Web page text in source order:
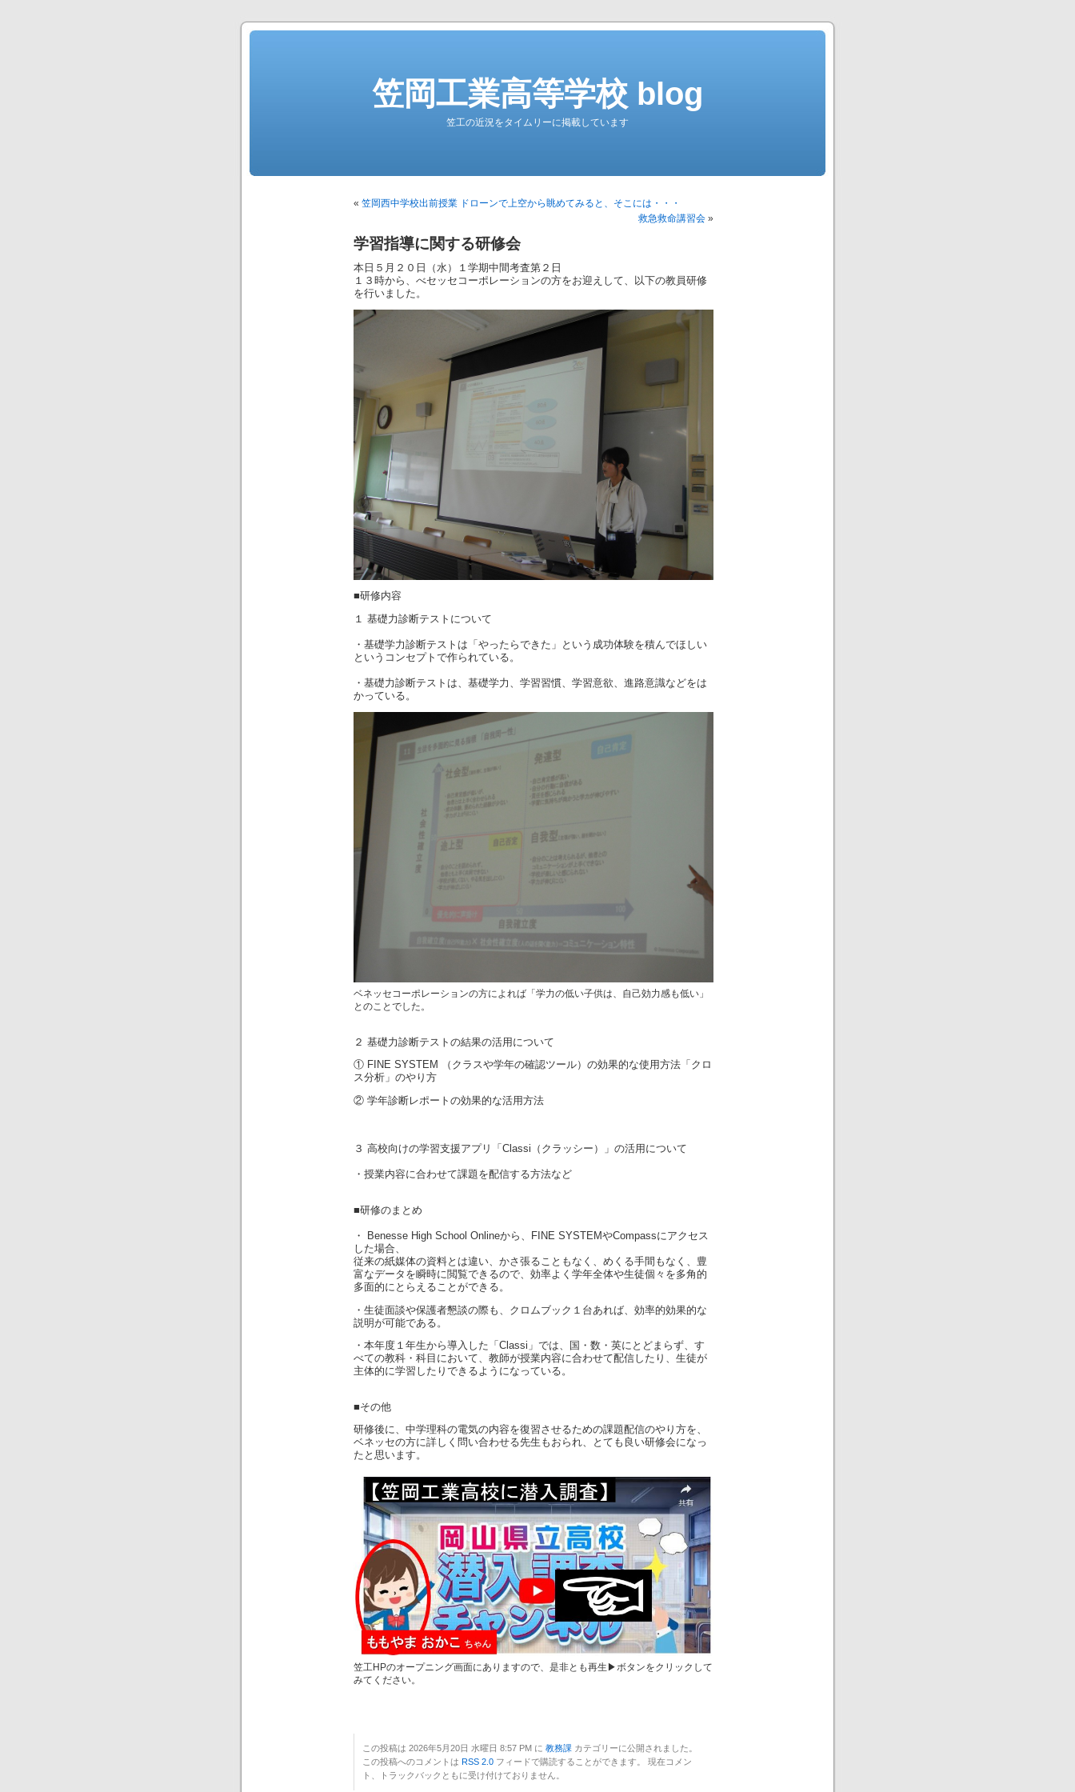
笠岡工業高等学校 blog
笠工の近況をタイムリーに掲載しています
« 笠岡西中学校出前授業 ドローンで上空から眺めてみると、そこには・・・
救急救命講習会 »
学習指導に関する研修会
本日５月２０日（水）１学期中間考査第２日
１３時から、べセッセコーポレーションの方をお迎えして、以下の教員研修
を行いました。
■研修内容
１ 基礎力診断テストについて
・基礎学力診断テストは「やったらできた」という成功体験を積んでほしい
というコンセプトで作られている。
・基礎力診断テストは、基礎学力、学習習慣、学習意欲、進路意識などをは
かっている。
ベネッセコーポレーションの方によれば「学力の低い子供は、自己効力感も低い」
とのことでした。
２ 基礎力診断テストの結果の活用について
① FINE SYSTEM （クラスや学年の確認ツール）の効果的な使用方法「クロ
ス分析」のやり方
② 学年診断レポートの効果的な活用方法
３ 高校向けの学習支援アプリ「Classi（クラッシー）」の活用について
・授業内容に合わせて課題を配信する方法など
■研修のまとめ
・ Benesse High School Onlineから、FINE SYSTEMやCompassにアクセス
した場合、
従来の紙媒体の資料とは違い、かさ張ることもなく、めくる手間もなく、豊
富なデータを瞬時に閲覧できるので、効率よく学年全体や生徒個々を多角的
多面的にとらえることができる。
・生徒面談や保護者懇談の際も、クロムブック１台あれば、効率的効果的な
説明が可能である。
・本年度１年生から導入した「Classi」では、国・数・英にとどまらず、す
べての教科・科目において、教師が授業内容に合わせて配信したり、生徒が
主体的に学習したりできるようになっている。
■その他
研修後に、中学理科の電気の内容を復習させるための課題配信のやり方を、
ベネッセの方に詳しく問い合わせる先生もおられ、とても良い研修会になっ
たと思います。
笠工HPのオープニング画面にありますので、是非とも再生▶ボタンをクリックして
みてください。
この投稿は 2026年5月20日 水曜日 8:57 PM に 教務課 カテゴリーに公開されました。
この投稿へのコメントは RSS 2.0 フィードで購読することができます。 現在コメン
ト、トラックバックともに受け付けておりません。